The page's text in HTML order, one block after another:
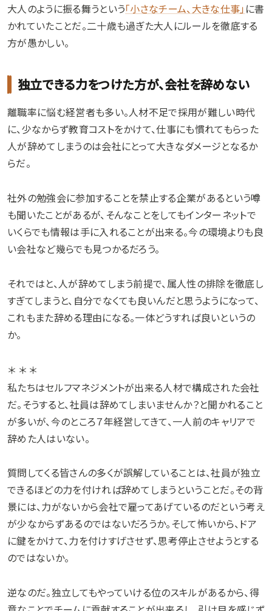
大人のように振る舞うという「小さなチーム、大きな仕事」 に書
かれていたことだ。二十歳も過ぎた大人にルールを徹底する
方が愚かしい。
独立できる力をつけた方が、会社を辞めない
離職率に悩む経営者も多い。人材不足で採用が難しい時代
に、少なからず教育コストをかけて、仕事にも慣れてもらった
人が辞めてしまうのは会社にとって大きなダメージとなるか
らだ。
社外の勉強会に参加することを禁止する企業があるという噂
も聞いたことがあるが、そんなことをしてもインターネットで
いくらでも情報は手に入れることが出来る。今の環境よりも良
い会社など幾らでも見つかるだろう。
それではと、人が辞めてしまう前提で、属人性の排除を徹底し
すぎてしまうと、自分でなくても良いんだと思うようになって、
これもまた辞める理由になる。一体どうすれば良いというの
か。
＊ ＊ ＊
私たちはセルフマネジメントが出来る人材で構成された会社
だ。そうすると、社員は辞めてしまいませんか？と聞かれること
が多いが、今のところ７年経営してきて、一人前のキャリアで
辞めた人はいない。
質問してくる皆さんの多くが誤解していることは、社員が独立
できるほどの力を付ければ辞めてしまうということだ。その背
景には、力がないから会社で雇ってあげているのだという考え
が少なからずあるのではないだろうか。そして怖いから、ドア
に鍵をかけて、力を付けすげさせず、思考停止させようとする
のではないか。
逆なのだ。独立してもやっていける位のスキルがあるから、得